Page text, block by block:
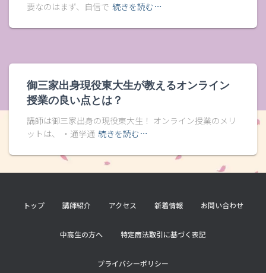
要なのはまず、自信で 続きを読む…
御三家出身現役東大生が教えるオンライン
授業の良い点とは？
講師は御三家出身の現役東大生！ オンライン授業のメリ
ットは、 ・通学通 続きを読む…
トップ 講師紹介 アクセス 新着情報 お問い合わせ
中高生の方へ 特定商法取引に基づく表記
プライバシーポリシー